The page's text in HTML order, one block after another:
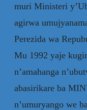
muri Ministeri
agirwa
Perezida wa
Mu 1992 yaje
n’amahanga
abasirikare ba
n’umuryango we